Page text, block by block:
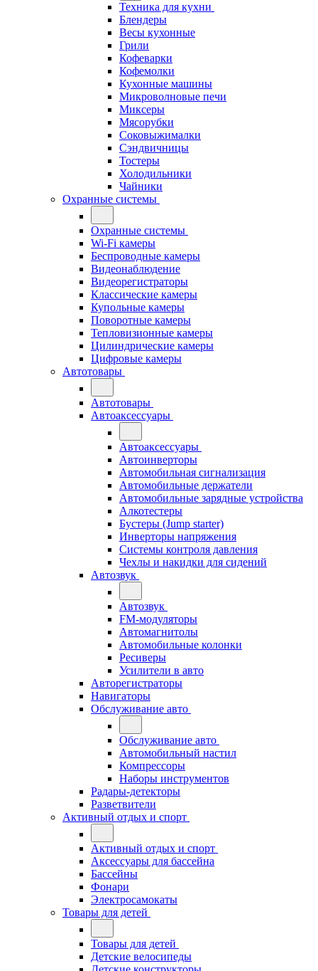
Техника для кухни
Блендеры
Весы кухонные
Грили
Кофеварки
Кофемолки
Кухонные машины
Микроволновые печи
Миксеры
Мясорубки
Соковыжималки
Сэндвичницы
Тостеры
Холодильники
Чайники
Охранные системы
Охранные системы
Wi-Fi камеры
Беспроводные камеры
Видеонаблюдение
Видеорегистраторы
Классические камеры
Купольные камеры
Поворотные камеры
Тепловизионные камеры
Цилиндрические камеры
Цифровые камеры
Автотовары
Автотовары
Автоаксессуары
Автоаксессуары
Автоинверторы
Автомобильная сигнализация
Автомобильные держатели
Автомобильные зарядные устройства
Алкотестеры
Бустеры (Jump starter)
Инверторы напряжения
Системы контроля давления
Чехлы и накидки для сидений
Автозвук
Автозвук
FM-модуляторы
Автомагнитолы
Автомобильные колонки
Ресиверы
Усилители в авто
Авторегистраторы
Навигаторы
Обслуживание авто
Обслуживание авто
Автомобильный настил
Компрессоры
Наборы инструментов
Радары-детекторы
Разветвители
Активный отдых и спорт
Активный отдых и спорт
Аксессуары для бассейна
Бассейны
Фонари
Электросамокаты
Товары для детей
Товары для детей
Детские велосипеды